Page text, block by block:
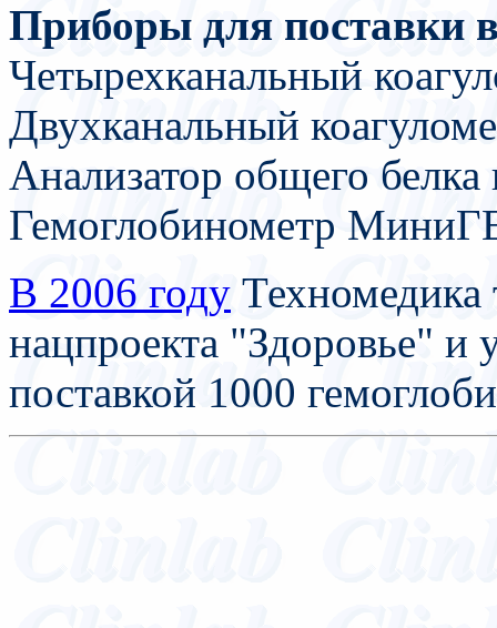
Приборы для поставки
Четырехканальный
Двухканальный
Анализатор общего
Гемоглобинометр
В 2006 году Техномедика
нацпроекта "Здоровье" и
поставкой 1000